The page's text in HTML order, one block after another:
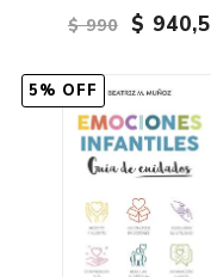
$ 990
$ 940,5
5% OFF